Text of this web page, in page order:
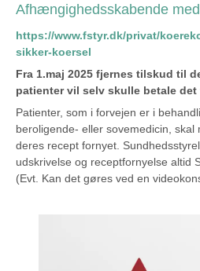
Afhængighedsskabende
https://www.fstyr.dk/privat/
sikker-koersel
Fra 1.maj 2025 fjernes tilskud til
patienter vil selv skulle betale
Patienter, som i forvejen er i
beroligende- eller sovemedicin,
deres recept fornyet.
udskrivelse og receptfornyelse altid
(Evt. Kan det gøres ved en